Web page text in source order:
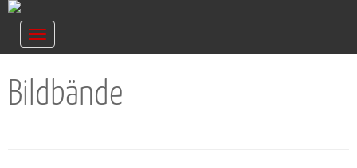
Navigation
ein-/ausblenden
Bildbände